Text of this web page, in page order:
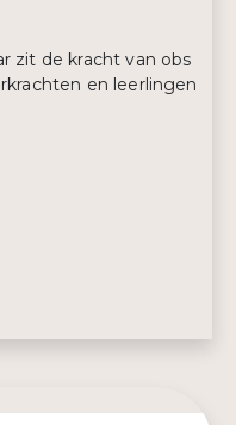
zit de kracht van obs
en leerlingen